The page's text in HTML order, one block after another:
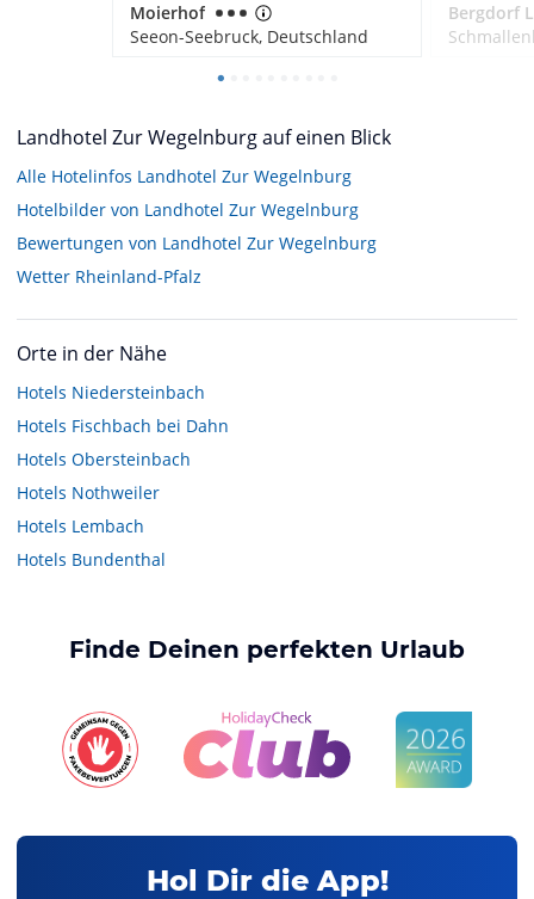
Moierhof
Seeon-Seebruck, Deutschland
Landhotel Zur Wegelnburg auf einen Blick
Alle Hotelinfos Landhotel Zur Wegelnburg
Hotelbilder von Landhotel Zur Wegelnburg
Bewertungen von Landhotel Zur Wegelnburg
Wetter Rheinland-Pfalz
Orte in der Nähe
Hotels Niedersteinbach
Hotels Fischbach bei Dahn
Hotels Obersteinbach
Hotels Nothweiler
Hotels Lembach
Hotels Bundenthal
Finde Deinen perfekten Urlaub
Hol Dir die App!